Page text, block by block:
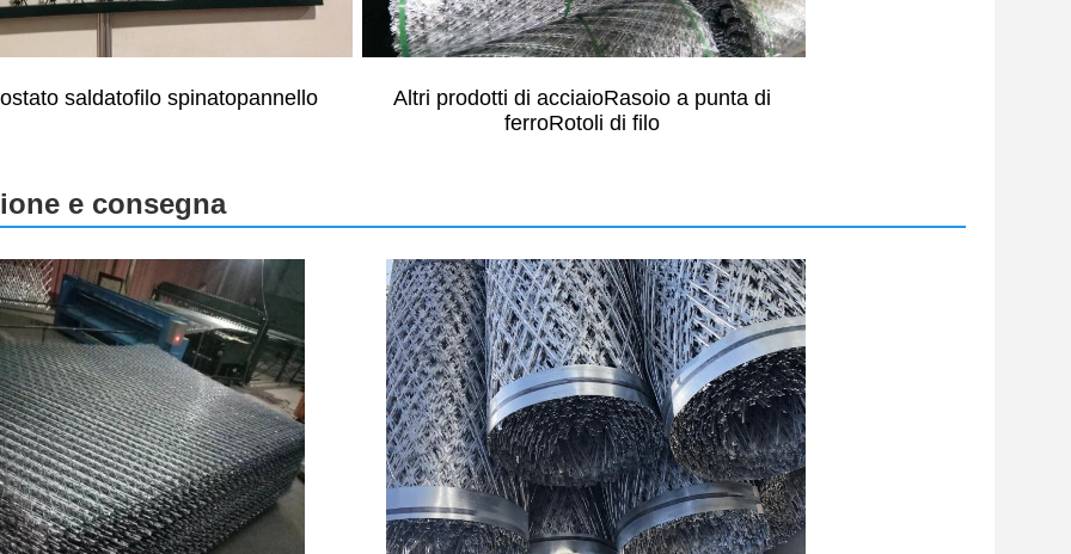
saldatofilo spinatopannello Altri prodotti di acciaioRasoio a punta di
ferroRotoli di filo
e consegna